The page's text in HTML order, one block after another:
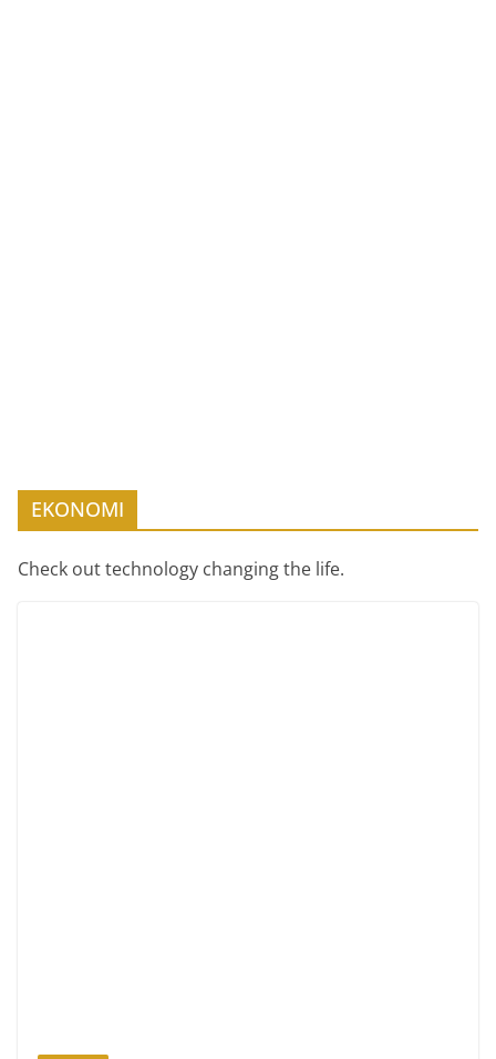
EKONOMI
Check out technology changing the life.